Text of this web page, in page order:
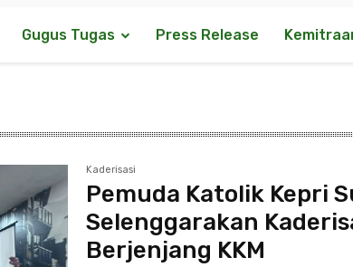
Gugus Tugas Press Release
Kaderisasi
Pemuda Katolik Kepri
Selenggarakan
Berjenjang KKM